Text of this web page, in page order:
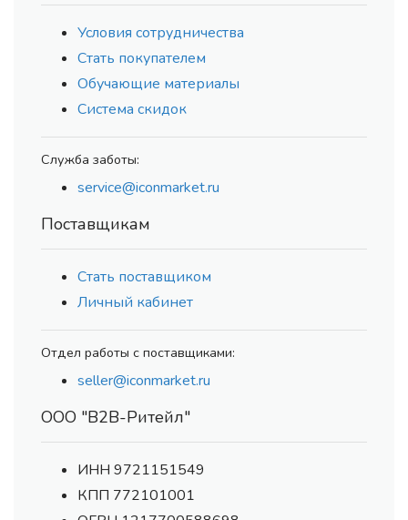
Условия сотрудничества
Стать покупателем
Обучающие материалы
Система скидок
Служба заботы:
service@iconmarket.ru
Поставщикам
Стать поставщиком
Личный кабинет
Отдел работы с поставщиками:
seller@iconmarket.ru
ООО "В2В-Ритейл"
ИНН 9721151549
КПП 772101001